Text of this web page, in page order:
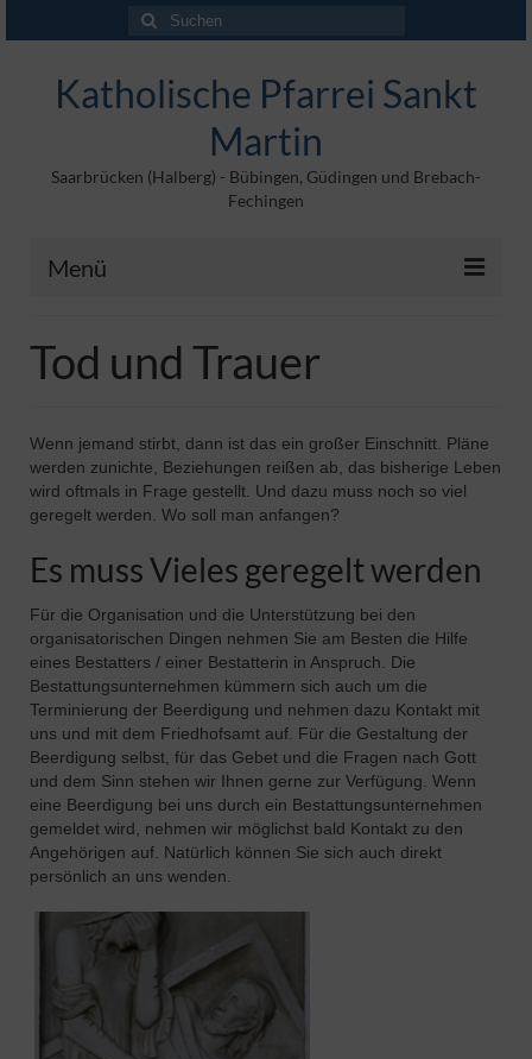
Suchen
nach:
Katholische Pfarrei Sankt
Martin
Saarbrücken (Halberg) - Bübingen, Güdingen und Brebach-
Fechingen
Menü
Veröffentlichungen
Impressum
Maltische für Kinder
Pfadfinder
Tod und Trauer
Wenn jemand stirbt, dann ist das ein großer Einschnitt. Pläne
werden zunichte, Beziehungen reißen ab, das bisherige Leben
wird oftmals in Frage gestellt. Und dazu muss noch so viel
geregelt werden. Wo soll man anfangen?
Es muss Vieles geregelt werden
Für die Organisation und die Unterstützung bei den
organisatorischen Dingen nehmen Sie am Besten die Hilfe
eines Bestatters / einer Bestatterin in Anspruch. Die
Bestattungsunternehmen kümmern sich auch um die
Terminierung der Beerdigung und nehmen dazu Kontakt mit
uns und mit dem Friedhofsamt auf. Für die Gestaltung der
Beerdigung selbst, für das Gebet und die Fragen nach Gott
und dem Sinn stehen wir Ihnen gerne zur Verfügung. Wenn
eine Beerdigung bei uns durch ein Bestattungsunternehmen
gemeldet wird, nehmen wir möglichst bald Kontakt zu den
Angehörigen auf. Natürlich können Sie sich auch direkt
persönlich an uns wenden.